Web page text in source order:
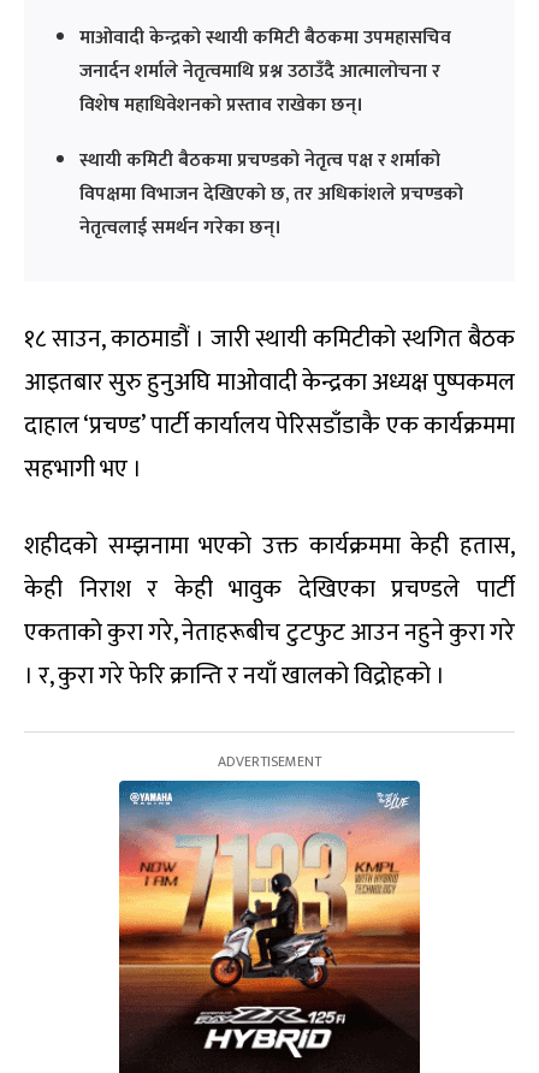
माओवादी केन्द्रको स्थायी कमिटी बैठकमा उपमहासचिव
जनार्दन शर्माले नेतृत्वमाथि प्रश्न उठाउँदै आत्मालोचना र
विशेष महाधिवेशनको प्रस्ताव राखेका छन्।
स्थायी कमिटी बैठकमा प्रचण्डको नेतृत्व पक्ष र शर्माको
विपक्षमा विभाजन देखिएको छ, तर अधिकांशले प्रचण्डको
नेतृत्वलाई समर्थन गरेका छन्।
१८ साउन, काठमाडौं । जारी स्थायी कमिटीको स्थगित बैठक
आइतबार सुरु हुनुअघि माओवादी केन्द्रका अध्यक्ष पुष्पकमल
दाहाल ‘प्रचण्ड’ पार्टी कार्यालय पेरिसडाँडाकै एक कार्यक्रममा
सहभागी भए ।
शहीदको सम्झनामा भएको उक्त कार्यक्रममा केही हतास,
केही निराश र केही भावुक देखिएका प्रचण्डले पार्टी
एकताको कुरा गरे, नेताहरूबीच टुटफुट आउन नहुने कुरा गरे
। र, कुरा गरे फेरि क्रान्ति र नयाँ खालको विद्रोहको ।